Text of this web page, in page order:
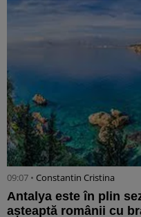
09:07 • Constantin Cristina
Antalya este în plin
așteaptă românii cu